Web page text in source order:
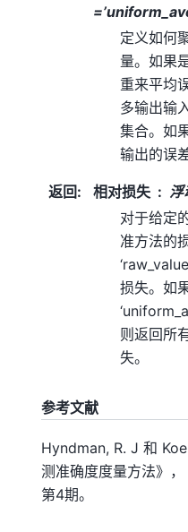
定义如何
量。如果
重来平均
多输出输
集合。如
输出的误
返回: 相对损失
浮
对于给定
准方法的
损失。如
则返回所
失。
参考文献
Hyndman, R. J 和
测准确度度量方法》，
第4期。